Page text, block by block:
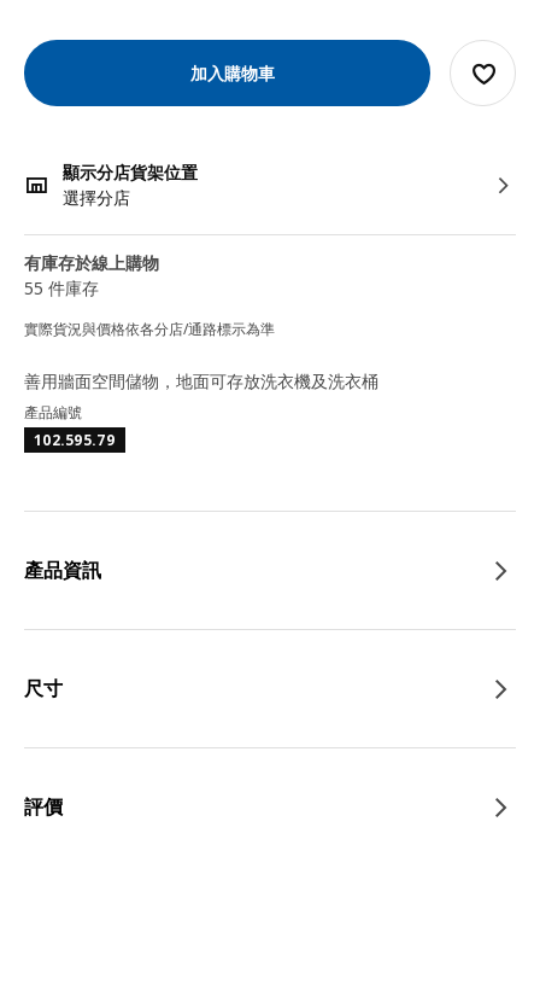
加入購物車
顯示分店貨架位置
選擇分店
有庫存於線上購物
55 件庫存
實際貨況與價格依各分店/通路標示為準
善用牆面空間儲物，地面可存放洗衣機及洗衣桶
產品編號
102.595.79
產品資訊
尺寸
評價